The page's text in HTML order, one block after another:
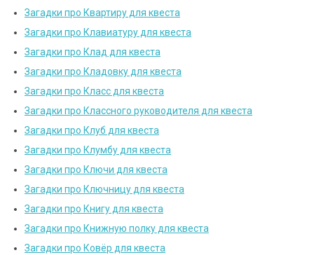
Загадки про Квартиру для квеста
Загадки про Клавиатуру для квеста
Загадки про Клад для квеста
Загадки про Кладовку для квеста
Загадки про Класс для квеста
Загадки про Классного руководителя для квеста
Загадки про Клуб для квеста
Загадки про Клумбу для квеста
Загадки про Ключи для квеста
Загадки про Ключницу для квеста
Загадки про Книгу для квеста
Загадки про Книжную полку для квеста
Загадки про Ковёр для квеста